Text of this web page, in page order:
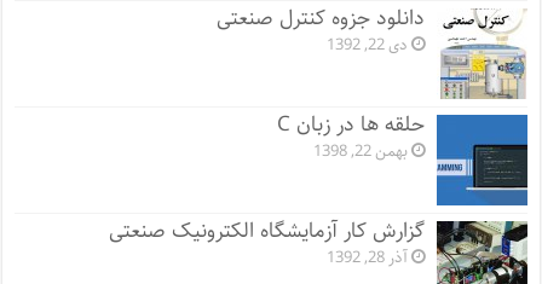
دانلود جزوه کنترل صنعتی
دی 22, 1392
حلقه ها در زبان C
بهمن 22, 1398
گزارش کار آزمایشگاه الکترونیک صنعتی
آذر 28, 1392